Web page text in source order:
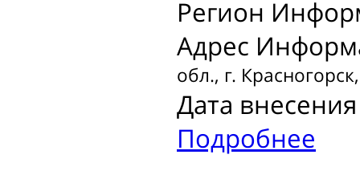
Регион
Адрес
обл., г.
Дата
Подробнее